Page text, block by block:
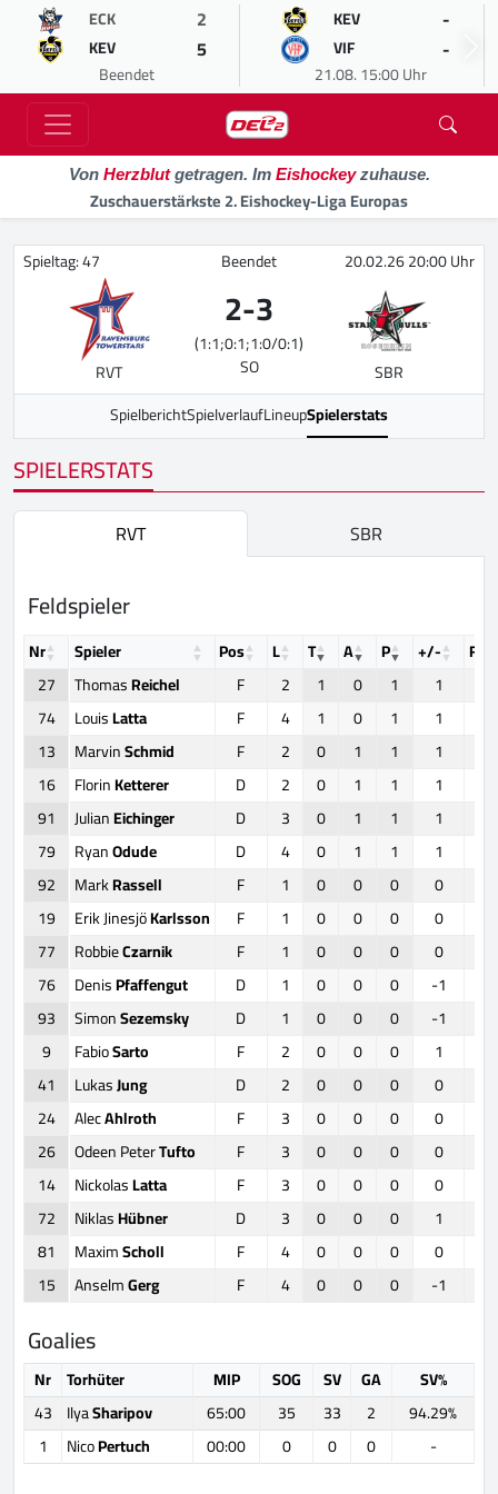
ECK 2
KEV 5
Beendet
KEV -
VIF -
21.08. 15:00 Uhr
Von Herzblutgetragen. Im Eishockeyzuhause.
Zuschauerstärkste 2. Eishockey-Liga Europas
Spieltag: 47 Beendet 20.02.26 20:00 Uhr
RVT
2-3
(1:1;0:1;1:0/0:1)
SO
SBR
SpielberichtSpielverlaufLineupSpielerstats
SPIELERSTATS
RVT SBR
Feldspieler
Nr Spieler Pos L T A P +/-
27
ThomasReichel F 2 1 0 1 1
74
LouisLatta F 4 1 0 1 1
13
MarvinSchmid F 2 0 1 1 1
16
FlorinKetterer D 2 0 1 1 1
91
JulianEichinger D 3 0 1 1 1
79
RyanOdude D 4 0 1 1 1
92
MarkRassell F 1 0 0 0 0
19
Erik JinesjöKarlsson F 1 0 0 0 0
77
RobbieCzarnik F 1 0 0 0 0
76
DenisPfaffengut D 1 0 0 0 -1
93
SimonSezemsky D 1 0 0 0 -1
9
FabioSarto F 2 0 0 0 1
41
LukasJung D 2 0 0 0 0
24
AlecAhlroth F 3 0 0 0 0
26
Odeen PeterTufto F 3 0 0 0 0
14
NickolasLatta F 3 0 0 0 0
72
NiklasHübner D 3 0 0 0 1
81
MaximScholl F 4 0 0 0 0
15
AnselmGerg F 4 0 0 0 -1
Goalies
Nr Torhüter MIP SOG SV GA
SV%
43 IlyaSharipov 65:00 35 33 2
94.29%
1
NicoPertuch 00:00 0 0 0 -